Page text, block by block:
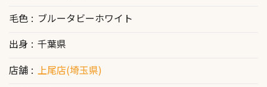
毛色
ブルータビーホワイト
出身
千葉県
店舗
上尾店(埼玉県)